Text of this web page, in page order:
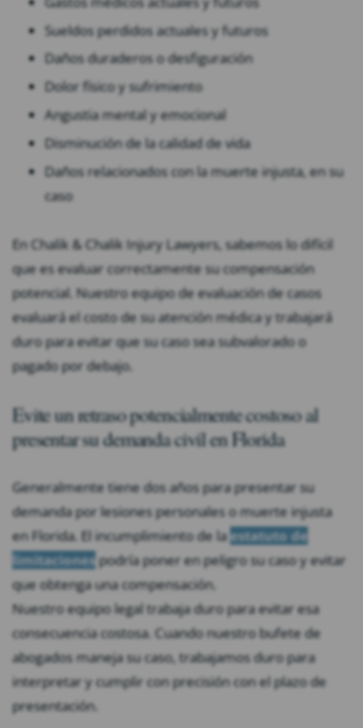
Sueldos perdidos actuales y futuros
Daños duraderos o desfiguración
Dolor físico y sufrimiento
Angustia mental y emocional
Disminución de la calidad de vida
Daños relacionados con la muerte injusta, en su
caso
En Chalik & Chalik Injury Lawyers, sabemos lo difícil
que es evaluar correctamente su compensación
potencial. Nuestro equipo de evaluación de casos
evaluará el costo de su atención médica y trabajará
duro para evitar que su caso sea subvalorado o
pagado por debajo.
Evite un retraso potencialmente costoso al
presentar su demanda civil en Florida
Generalmente tiene dos años para presentar su
demanda por lesiones personales o muerte injusta
en Florida. El incumplimiento de laestatuto de
limitacionespodría poner en peligro su caso y evitar
que obtenga una compensación.
Nuestro equipo legal trabaja duro para evitar esa
consecuencia costosa. Cuando nuestro bufete de
abogados maneja su caso, trabajamos duro para
interpretar y cumplir con precisión con el plazo de
presentación.